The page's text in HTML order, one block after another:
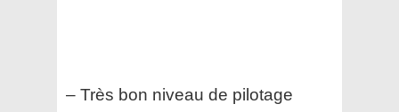
– Très bon niveau de pilotage